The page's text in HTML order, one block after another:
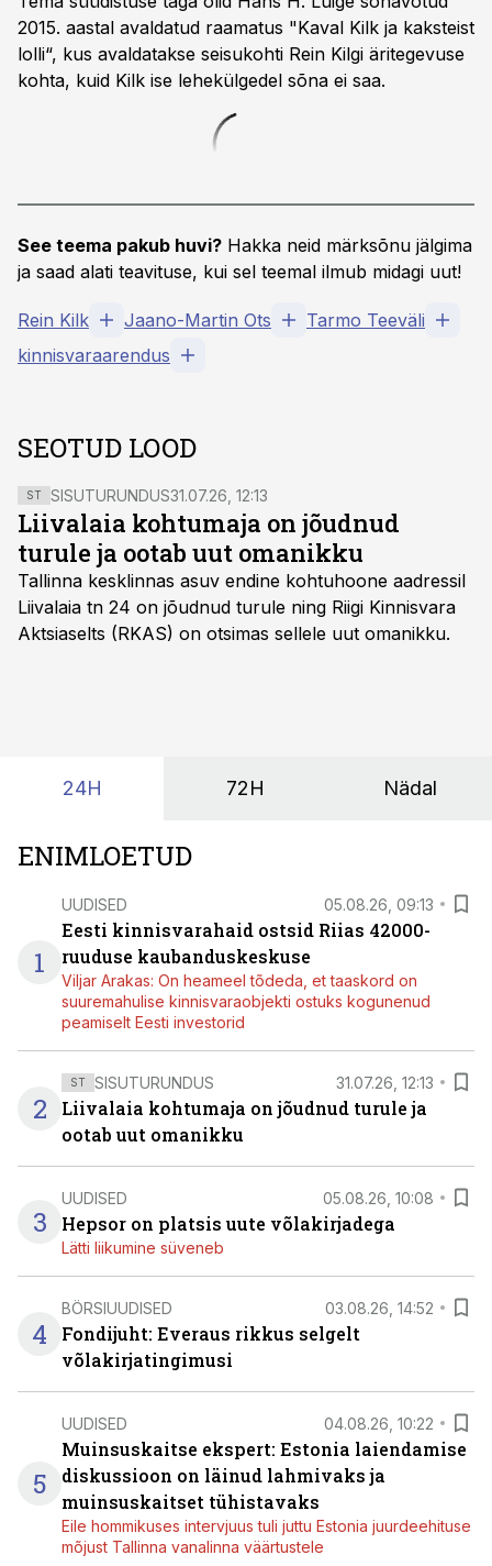
2015. aastal avaldatud raamatus "Kaval Kilk ja kaksteist
lolli“, kus avaldatakse seisukohti Rein Kilgi äritegevuse
kohta, kuid Kilk ise lehekülgedel sõna ei saa.
See teema pakub huvi? Hakka neid märksõnu jälgima
ja saad alati teavituse, kui sel teemal ilmub midagi uut!
Rein Kilk Jaano-Martin Ots
Tarmo Teeväli
kinnisvaraarendus
SEOTUD LOOD
ST SISUTURUNDUS31.07.26, 12:13
Liivalaia kohtumaja on jõudnud
turule ja ootab uut omanikku
Tallinna kesklinnas asuv endine kohtuhoone aadressil
Liivalaia tn 24 on jõudnud turule ning Riigi Kinnisvara
Aktsiaselts (RKAS) on otsimas sellele uut omanikku.
24H 72H Nädal
ENIMLOETUD
1
UUDISED 05.08.26, 09:13
Eesti kinnisvarahaid ostsid Riias 42000-
ruuduse kaubanduskeskuse
Viljar Arakas: On heameel tõdeda, et taaskord on
suuremahulise kinnisvaraobjekti ostuks kogunenud
peamiselt Eesti investorid
2
ST SISUTURUNDUS 31.07.26, 12:13
Liivalaia kohtumaja on jõudnud turule ja
ootab uut omanikku
3
UUDISED 05.08.26, 10:08
Hepsor on platsis uute võlakirjadega
Lätti liikumine süveneb
4
BÖRSIUUDISED 03.08.26, 14:52
Fondijuht: Everaus rikkus selgelt
võlakirjatingimusi
5
UUDISED 04.08.26, 10:22
Muinsuskaitse ekspert: Estonia laiendamise
diskussioon on läinud lahmivaks ja
muinsuskaitset tühistavaks
Eile hommikuses intervjuus tuli juttu Estonia juurdeehituse
mõjust Tallinna vanalinna väärtustele